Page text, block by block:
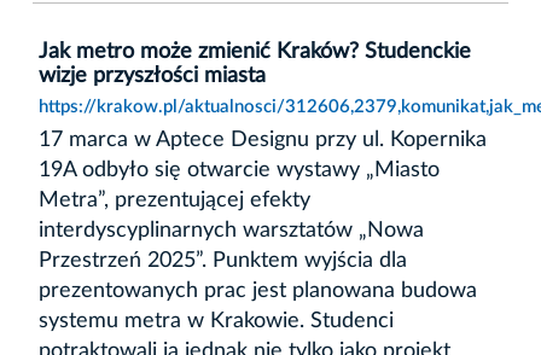
Jak metro może zmienić Kraków? Studenckie
wizje przyszłości miasta
https://krakow.pl/aktualnosci/
17 marca w Aptece Designu przy ul. Kopernika
19A odbyło się otwarcie wystawy „Miasto
Metra”, prezentującej efekty
interdyscyplinarnych warsztatów „Nowa
Przestrzeń 2025”. Punktem wyjścia dla
prezentowanych prac jest planowana budowa
systemu metra w Krakowie. Studenci